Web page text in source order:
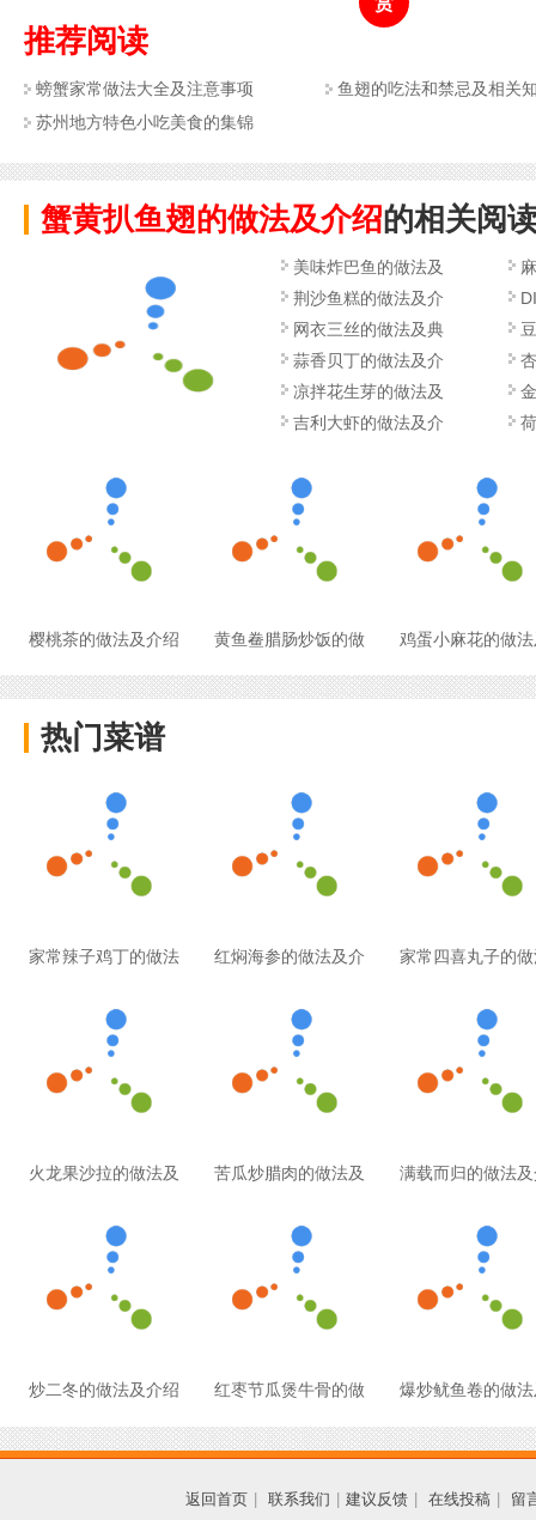
推荐阅读
螃蟹家常做法大全及注意事项
鱼翅的吃法和禁忌及相关
苏州地方特色小吃美食的集锦
蟹黄扒鱼翅的做法及介绍的相关阅
美味炸巴鱼的做法及
荆沙鱼糕的做法及介
网衣三丝的做法及典
蒜香贝丁的做法及介
凉拌花生芽的做法及
吉利大虾的做法及介
樱桃茶的做法及介绍 黄鱼鲞腊肠炒饭的做 鸡蛋小麻花的做
热门菜谱
家常辣子鸡丁的做法 红焖海参的做法及介 家常四喜丸子的
火龙果沙拉的做法及 苦瓜炒腊肉的做法及 满载而归的做法
炒二冬的做法及介绍 红枣节瓜煲牛骨的做 爆炒鱿鱼卷的做
返回首页 联系我们 建议反馈 在线投稿
留